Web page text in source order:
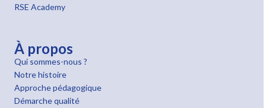
RSE Academy
À propos
Qui sommes-nous ?
Notre histoire
Approche pédagogique
Démarche qualité